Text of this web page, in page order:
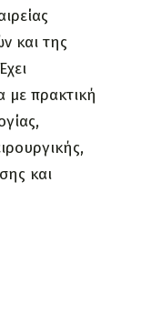
και της
με πρακτική
και